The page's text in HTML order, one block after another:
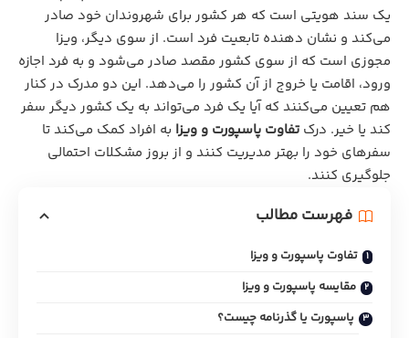
یک سند هویتی است که هر کشور برای شهروندان خود صادر
می‌کند و نشان‌ دهنده تابعیت فرد است. از سوی دیگر، ویزا
مجوزی است که از سوی کشور مقصد صادر می‌شود و به فرد اجازه
ورود، اقامت یا خروج از آن کشور را می‌دهد. این دو مدرک در کنار
هم تعیین می‌کنند که آیا یک فرد می‌تواند به یک کشور دیگر سفر
کند یا خیر. درک تفاوت پاسپورت و ویزا به افراد کمک می‌کند تا
سفرهای خود را بهتر مدیریت کنند و از بروز مشکلات احتمالی
جلوگیری کنند.
فهرست مطالب
تفاوت پاسپورت و ویزا
مقایسه پاسپورت و ویزا
پاسپورت یا گذرنامه چیست؟